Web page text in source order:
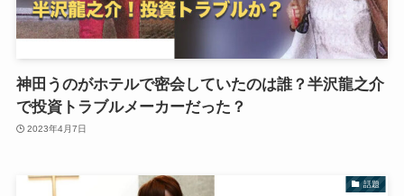
神田うのがホテルで密会していたのは誰？半沢龍之介
で投資トラブルメーカーだった？
2023年4月7日
話題